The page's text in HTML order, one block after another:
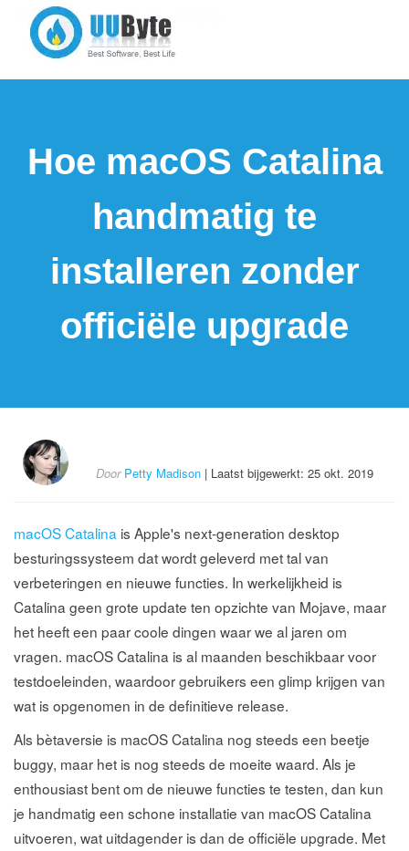
Hoe macOS Catalina
handmatig te
installeren zonder
officiële upgrade
Door Petty Madison | Laatst bijgewerkt: 25 okt. 2019
macOS Catalina is Apple's next-generation desktop
besturingssysteem dat wordt geleverd met tal van
verbeteringen en nieuwe functies. In werkelijkheid is
Catalina geen grote update ten opzichte van Mojave, maar
het heeft een paar coole dingen waar we al jaren om
vragen. macOS Catalina is al maanden beschikbaar voor
testdoeleinden, waardoor gebruikers een glimp krijgen van
wat is opgenomen in de definitieve release.
Als bètaversie is macOS Catalina nog steeds een beetje
buggy, maar het is nog steeds de moeite waard. Als je
enthousiast bent om de nieuwe functies te testen, dan kun
je handmatig een schone installatie van macOS Catalina
uitvoeren, wat uitdagender is dan de officiële upgrade. Met